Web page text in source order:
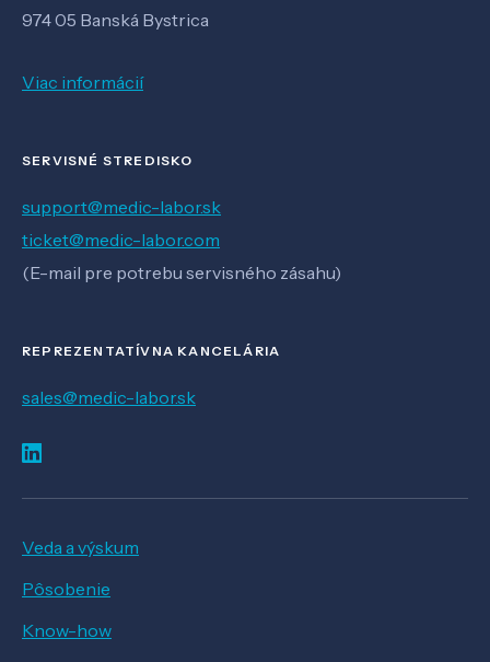
974 05 Banská Bystrica
Viac informácií
SERVISNÉ STREDISKO
support@medic-labor.sk
ticket@medic-labor.com
(E-mail pre potrebu servisného zásahu)
REPREZENTATÍVNA KANCELÁRIA
sales@medic-labor.sk
Veda a výskum
Pôsobenie
Know-how